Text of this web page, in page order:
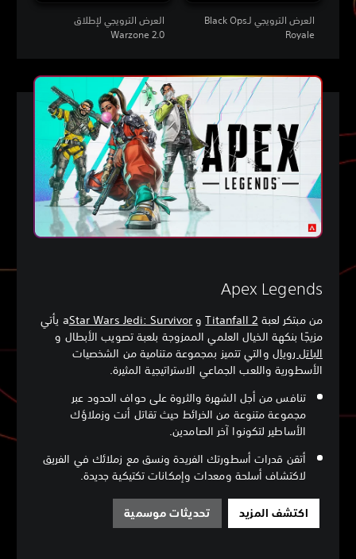
العرض الترويجي لإطلاق
Warzone 2.0
العرض الترويجي لـBlack Ops
Royale
Apex Legends
من مبتكر لعبة ‏ Titanfall 2و a Star Wars Jedi: Survivor
يأتي
مزيجًا بنكهة الخيال العلمي الممزوجة بلعبة تصويب الأبطال و
الباتل رويال والتي تتميز بمجموعة متنامية من الشخصيات
الأسطورية واللعب الجماعي الاستراتيجية المثيرة.
تنافس من أجل الشهرة والثروة على حواف الحدود عبر
مجموعة متنوعة من الخرائط حيث تقاتل أنت وزملاؤك
الأساطير لتكونوا آخر الصامدين.
أتقن قدرات أسطورتك الفريدة ونسق مع زملائك في الفريق
لاكتشاف أسلحة ومعدات وإمكانات تكتيكية جديدة.
اكتشف المزيد تحديثات موسمية